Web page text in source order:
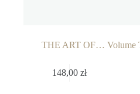
THE ART OF… Volume
148,00zł